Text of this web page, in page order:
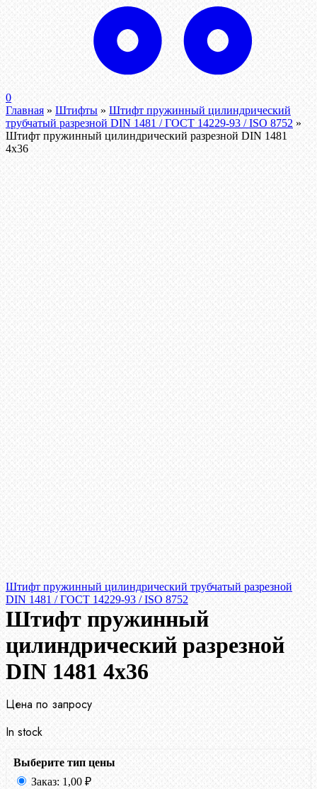
0
Главная » Штифты » Штифт пружинный цилиндрический
трубчатый разрезной DIN 1481 / ГОСТ 14229-93 / ISO 8752 »
Штифт пружинный цилиндрический разрезной DIN 1481
4х36
Штифт пружинный цилиндрический трубчатый разрезной
DIN 1481 / ГОСТ 14229-93 / ISO 8752
Штифт пружинный
цилиндрический разрезной
DIN 1481 4х36
Цена по запросу
In stock
Выберите тип цены
Заказ: 1,00 ₽